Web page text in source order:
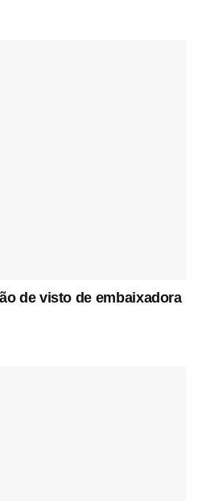
de visto de embaixadora